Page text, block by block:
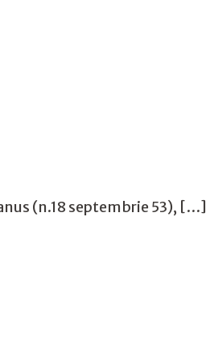
(n.18 septembrie 53), […]